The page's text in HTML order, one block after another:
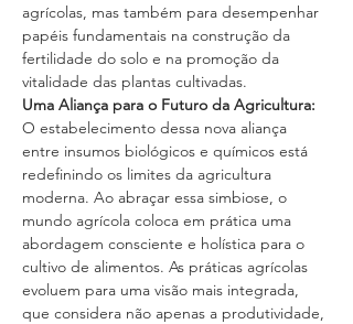
agrícolas, mas também para desempenhar
papéis fundamentais na construção da
fertilidade do solo e na promoção da
vitalidade das plantas cultivadas.
Uma Aliança para o Futuro da Agricultura:
O estabelecimento dessa nova aliança
entre insumos biológicos e químicos está
redefinindo os limites da agricultura
moderna. Ao abraçar essa simbiose, o
mundo agrícola coloca em prática uma
abordagem consciente e holística para o
cultivo de alimentos. As práticas agrícolas
evoluem para uma visão mais integrada,
que considera não apenas a produtividade,